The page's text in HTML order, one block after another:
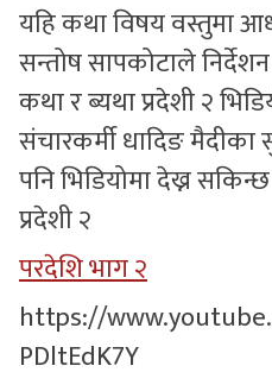
यहि कथा विषय वस्तुमा
सन्तोष सापकोटाले
कथा र ब्यथा प्रदेशी २
संचारकर्मी धादिङ मैदीका
पनि भिडियोमा देख्न सकिन्छ
प्रदेशी २
परदेशि भाग २
https://
PDltEdK7Y